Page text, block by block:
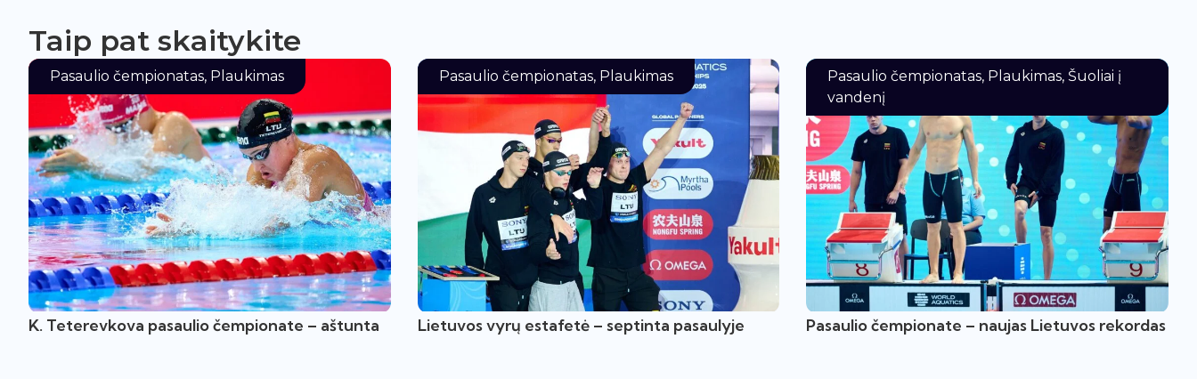
Taip pat skaitykite
Pasaulio čempionatas, Plaukimas
K. Teterevkova pasaulio čempionate – aštunta
Pasaulio čempionatas, Plaukimas
Lietuvos vyrų estafetė – septinta pasaulyje
Pasaulio čempionatas, Plaukimas, Šuoliai į
vandenį
Pasaulio čempionate – naujas Lietuvos rekordas